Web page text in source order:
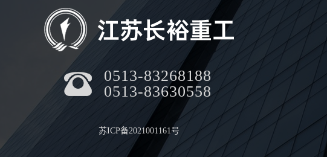
0513-83268188
0513-83630558
苏ICP备2021001161号